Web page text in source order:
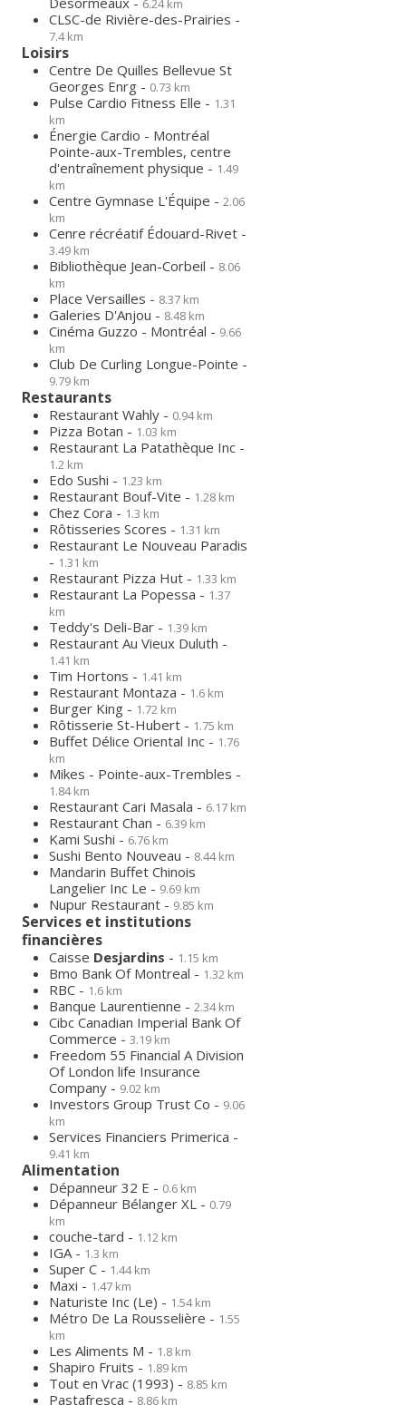
6.24 km
CLSC-de Rivière-des-Prairies -
7.4 km
Loisirs
Centre De Quilles Bellevue St
Georges Enrg - 0.73 km
Pulse Cardio Fitness Elle - 1.31
km
Énergie Cardio - Montréal
Pointe-aux-Trembles, centre
d'entraînement physique - 1.49
km
Centre Gymnase L'Équipe - 2.06
km
Cenre récréatif Édouard-Rivet -
3.49 km
Bibliothèque Jean-Corbeil - 8.06
km
Place Versailles - 8.37 km
Galeries D'Anjou - 8.48 km
Cinéma Guzzo - Montréal - 9.66
km
Club De Curling Longue-Pointe -
9.79 km
Restaurants
Restaurant Wahly - 0.94 km
Pizza Botan - 1.03 km
Restaurant La Patathèque Inc -
1.2 km
Edo Sushi - 1.23 km
Restaurant Bouf-Vite - 1.28 km
Chez Cora - 1.3 km
Rôtisseries Scores - 1.31 km
Restaurant Le Nouveau Paradis
- 1.31 km
Restaurant Pizza Hut - 1.33 km
Restaurant La Popessa - 1.37
km
Teddy's Deli-Bar - 1.39 km
Restaurant Au Vieux Duluth -
1.41 km
Tim Hortons - 1.41 km
Restaurant Montaza - 1.6 km
Burger King - 1.72 km
Rôtisserie St-Hubert - 1.75 km
Buffet Délice Oriental Inc - 1.76
km
Mikes - Pointe-aux-Trembles -
1.84 km
Restaurant Cari Masala - 6.17 km
Restaurant Chan - 6.39 km
Kami Sushi - 6.76 km
Sushi Bento Nouveau - 8.44 km
Mandarin Buffet Chinois
Langelier Inc Le - 9.69 km
Nupur Restaurant - 9.85 km
Services et institutions
financières
Caisse Desjardins - 1.15 km
Bmo Bank Of Montreal - 1.32 km
RBC - 1.6 km
Banque Laurentienne - 2.34 km
Cibc Canadian Imperial Bank Of
Commerce - 3.19 km
Freedom 55 Financial A Division
Of London life Insurance
Company - 9.02 km
Investors Group Trust Co - 9.06
km
Services Financiers Primerica -
9.41 km
Alimentation
Dépanneur 32 E - 0.6 km
Dépanneur Bélanger XL - 0.79
km
couche-tard - 1.12 km
IGA - 1.3 km
Super C - 1.44 km
Maxi - 1.47 km
Naturiste Inc (Le) - 1.54 km
Métro De La Rousselière - 1.55
km
Les Aliments M - 1.8 km
Shapiro Fruits - 1.89 km
Tout en Vrac (1993) - 8.85 km
Pastafresca - 8.86 km